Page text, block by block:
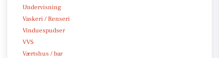
Undervisning
Vaskeri / Renseri
Vinduespudser
VVS
Værtshus / bar